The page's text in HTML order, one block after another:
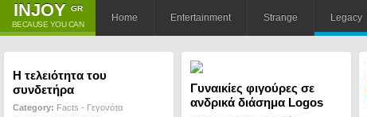
ΙNJOY
GR
BECAUSE YOU CAN
Home Entertainment Strange Legacy
Η τελειότητα του
συνδετήρα
Category: Facts - Γεγονότα
Γυναικίες φιγούρες σε
ανδρικά διάσημα Logos